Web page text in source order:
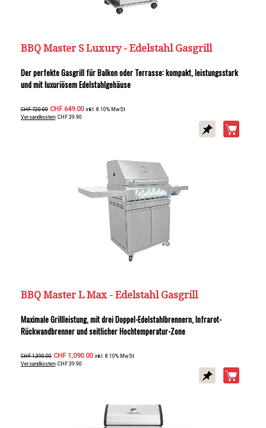
BBQ Master S Luxury - Edelstahl Gasgrill
Der perfekte Gasgrill für Balkon oder Terrasse: kompakt, leistungsstark
und mit luxuriösem Edelstahlgehäuse
CHF 720.00 CHF 649.00 inkl. 8.10% MwSt
Versandkosten: CHF 39.90
BBQ Master L Max - Edelstahl Gasgrill
Maximale Grillleistung, mit drei Doppel-Edelstahlbrennern, Infrarot-
Rückwandbrenner und seitlicher Hochtemperatur-Zone
CHF 1,390.00 CHF 1,090.00 inkl. 8.10% MwSt
Versandkosten: CHF 39.90